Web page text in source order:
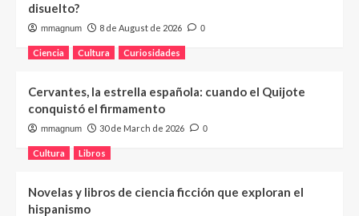
disuelto?
mmagnum 8 de August de 2026 0
Ciencia Cultura Curiosidades
Cervantes, la estrella española: cuando el Quijote
conquistó el firmamento
mmagnum 30 de March de 2026 0
Cultura Libros
Novelas y libros de ciencia ficción que exploran el
hispanismo